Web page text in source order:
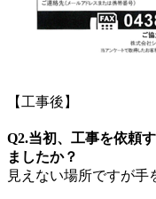
【工事後】
Q2.当初、工事を依頼
ましたか？
見えない場所ですが手